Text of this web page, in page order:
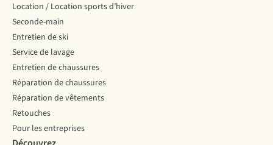
Location / Location sports d’hiver
Seconde-main
Entretien de ski
Service de lavage
Entretien de chaussures
Réparation de chaussures
Réparation de vêtements
Retouches
Pour les entreprises